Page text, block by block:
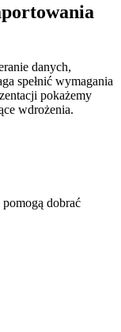
danych,
spełnić wymagania
pokażemy
wdrożenia.
dobrać